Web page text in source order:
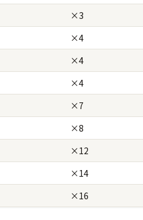
×3
×4
×4
×4
×7
×8
×12
×14
×16